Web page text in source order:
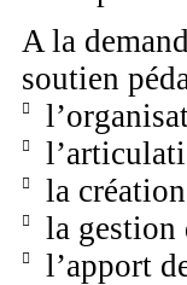
A la
soutien
la
la gestion
l’apport